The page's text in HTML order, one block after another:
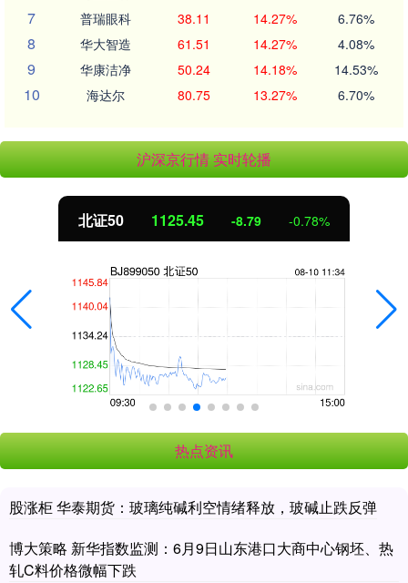
7 普瑞眼科 38.11 14.27% 6.76%
8 华大智造 61.51 14.27% 4.08%
9 华康洁净 50.24 14.18% 14.53%
10 海达尔 80.75 13.27% 6.70%
沪深京行情 实时轮播
北证50 1125.45 -8.79 -0.78%
热点资讯
股涨柜 华泰期货：玻璃纯碱利空情绪释放，玻碱止跌反弹
博大策略 新华指数监测：6月9日山东港口大商中心钢坯、热
轧C料价格微幅下跌